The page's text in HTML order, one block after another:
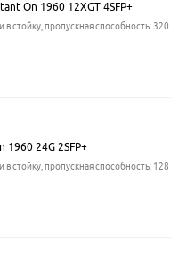
On 1960 12XGT 4SFP+
стойку, пропускная способность: 320
1960 24G 2SFP+
стойку, пропускная способность: 128